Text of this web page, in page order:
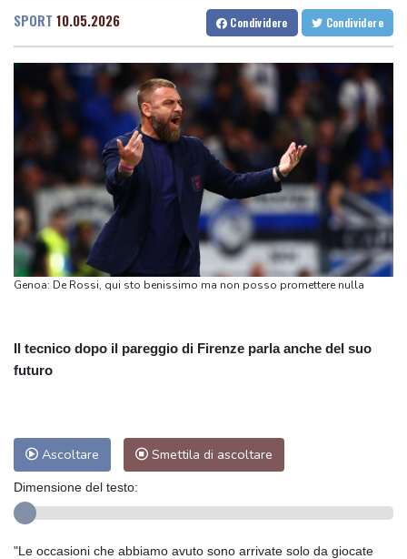
russa'
Un video fake annuncia le dimissioni di Merz, 'è disinformazione
russa'
Europei tuffi: grandi altezze, Barnabà primo e Cosetti seconda
dopo due round
Trump, 'la decisione sul salone delle feste è orrenda, farò
appello'
Trump, 'la decisione sul salone delle feste è orrenda, farò
appello'
Ong denuncia 51 decessi da aprile nelle carceri venezuelane per
mancanza di cure
SPORT 10.05.2026 Condividere Condividere
Genoa: De Rossi, qui sto benissimo ma non posso promettere nulla
Il tecnico dopo il pareggio di Firenze parla anche del suo
futuro
Ascoltare Smettila di ascoltare
Dimensione del testo:
"Le occasioni che abbiamo avuto sono arrivate solo da giocate